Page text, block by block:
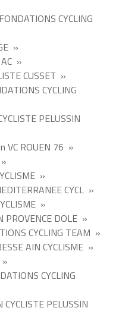
CYCLING
»
»
CUSSET »
CYCLING
PELUSSIN
VC ROUEN 76 »
»
CYCL »
»
PROVENCE DOLE »
CYCLING TEAM »
AIN CYCLISME »
CYCLING
PELUSSIN